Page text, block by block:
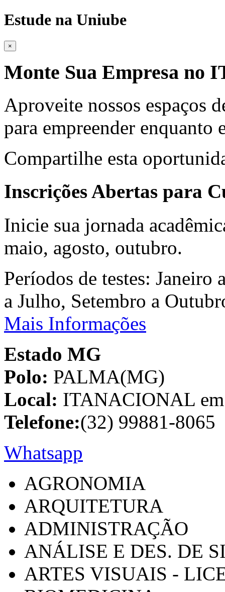
Estude na Uniube
×
Monte Sua Empresa no
Aproveite nossos espaços
para empreender enquanto
Compartilhe esta
Inscrições Abertas para
Inicie sua jornada
maio, agosto, outubro.
Períodos de testes:
a Julho, Setembro a
Mais Informações
Estado MG
Polo: PALMA(MG)
Local: ITANACIONAL
Telefone:(32) 99881-8065
Whatsapp
AGRONOMIA
ARQUITETURA
ADMINISTRAÇÃO
ANÁLISE E DES. DE
ARTES VISUAIS -